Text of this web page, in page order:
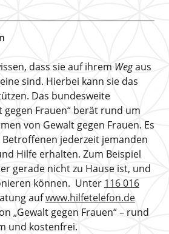
dass sie auf ihrem Wegaus
sind. Hierbei kann sie das
Das bundesweite
gegen Frauen“ berät rund um
von Gewalt gegen Frauen. Es
jederzeit jemanden
Hilfe erhalten. Zum Beispiel
gerade nicht zu Hause ist, und
können. Unter 116 016
aufwww.hilfetelefon.de
„Gewalt gegen Frauen“ – rund
und kostenfrei.